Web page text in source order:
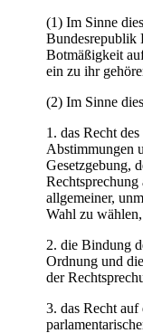
(1) Im Sinne
Bundesrepublik
Botmäßigkeit
ein zu ihr
(2) Im Sinne
1. das Recht
Abstimmungen
Gesetzgebung,
allgemeiner,
Wahl zu wählen,
2. die Bindung
Ordnung und
der
3. das Recht